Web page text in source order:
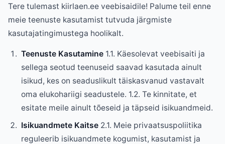
Tere tulemast kiirlaen.ee veebisaidile! Palume teil enne
meie teenuste kasutamist tutvuda järgmiste
kasutajatingimustega hoolikalt.
Teenuste Kasutamine1.1. Käesolevat veebisaiti ja
sellega seotud teenuseid saavad kasutada ainult
isikud, kes on seaduslikult täiskasvanud vastavalt
oma elukohariigi seadustele. 1.2. Te kinnitate, et
esitate meile ainult tõeseid ja täpseid isikuandmeid.
Isikuandmete Kaitse2.1. Meie privaatsuspoliitika
reguleerib isikuandmete kogumist, kasutamist ja